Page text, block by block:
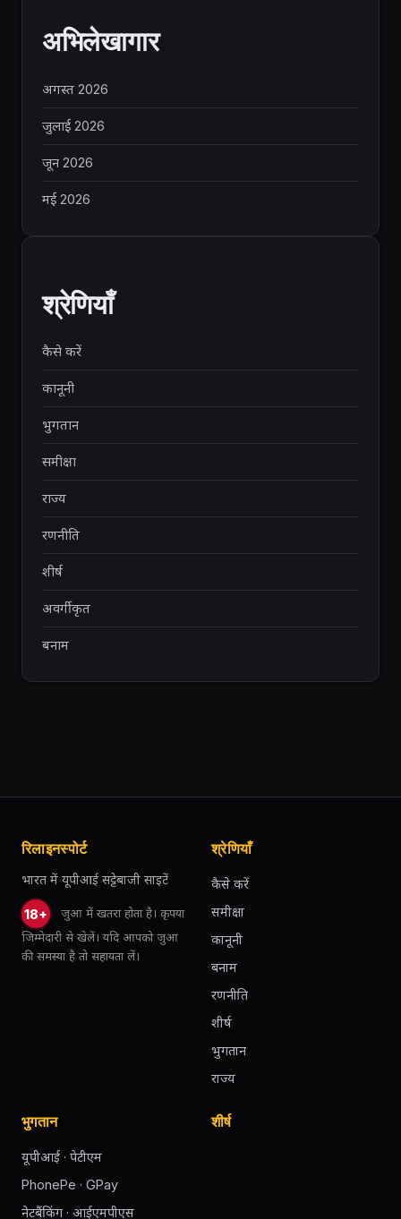
अभिलेखागार
अगस्त 2026
जुलाई 2026
जून 2026
मई 2026
श्रेणियाँ
कैसे करें
कानूनी
भुगतान
समीक्षा
राज्य
रणनीति
शीर्ष
अवर्गीकृत
बनाम
रिलाइनस्पोर्ट
भारत में यूपीआई सट्टेबाजी साइटें
18+
जुआ में खतरा होता है। कृपया
जिम्मेदारी से खेलें। यदि आपको जुआ
की समस्या है तो सहायता लें।
श्रेणियाँ
कैसे करें
समीक्षा
कानूनी
बनाम
रणनीति
शीर्ष
भुगतान
राज्य
भुगतान
यूपीआई · पेटीएम
PhonePe · GPay
नेटबैंकिंग · आईएमपीएस
शीर्ष